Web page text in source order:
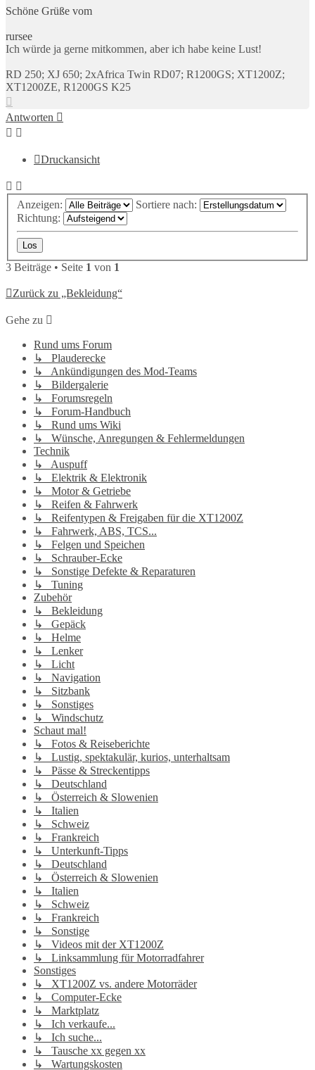
Schöne Grüße vom
rursee
Ich würde ja gerne mitkommen, aber ich habe keine Lust!
RD 250; XJ 650; 2xAfrica Twin RD07; R1200GS; XT1200Z;
XT1200ZE, R1200GS K25
oben
Antworten
Druckansicht
Anzeigen:
Sortiere nach:
Richtung:
3 Beiträge • Seite 1 von 1
Zurück zu „Bekleidung“
Gehe zu
Rund ums Forum
↳ Plauderecke
↳ Ankündigungen des Mod-Teams
↳ Bildergalerie
↳ Forumsregeln
↳ Forum-Handbuch
↳ Rund ums Wiki
↳ Wünsche, Anregungen & Fehlermeldungen
Technik
↳ Auspuff
↳ Elektrik & Elektronik
↳ Motor & Getriebe
↳ Reifen & Fahrwerk
↳ Reifentypen & Freigaben für die XT1200Z
↳ Fahrwerk, ABS, TCS...
↳ Felgen und Speichen
↳ Schrauber-Ecke
↳ Sonstige Defekte & Reparaturen
↳ Tuning
Zubehör
↳ Bekleidung
↳ Gepäck
↳ Helme
↳ Lenker
↳ Licht
↳ Navigation
↳ Sitzbank
↳ Sonstiges
↳ Windschutz
Schaut mal!
↳ Fotos & Reiseberichte
↳ Lustig, spektakulär, kurios, unterhaltsam
↳ Pässe & Streckentipps
↳ Deutschland
↳ Österreich & Slowenien
↳ Italien
↳ Schweiz
↳ Frankreich
↳ Unterkunft-Tipps
↳ Deutschland
↳ Österreich & Slowenien
↳ Italien
↳ Schweiz
↳ Frankreich
↳ Sonstige
↳ Videos mit der XT1200Z
↳ Linksammlung für Motorradfahrer
Sonstiges
↳ XT1200Z vs. andere Motorräder
↳ Computer-Ecke
↳ Marktplatz
↳ Ich verkaufe...
↳ Ich suche...
↳ Tausche xx gegen xx
↳ Wartungskosten